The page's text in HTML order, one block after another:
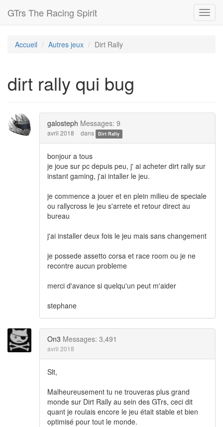
GTrs The Racing Spirit
Accueil Autres jeux Dirt Rally
dirt rally qui bug
galosteph Messages: 9
avril 2018 dans Dirt Rally
bonjour a tous
je joue sur pc depuis peu, j' ai acheter dirt rally sur
instant gaming, j'ai intaller le jeu.
je commence a jouer et en plein milieu de speciale
ou rallycross le jeu s'arrete et retour direct au
bureau
j'ai installer deux fois le jeu mais sans changement
je possede assetto corsa et race room ou je ne
recontre aucun probleme
merci d'avance si quelqu'un peut m'aider
stephane
On3 Messages: 3,491
avril 2018
Slt,
Malheureusement tu ne trouveras plus grand
monde sur Dirt Rally au sein des GTrs, ceci dit
quant je roulais encore le jeu était stable et bien
optimisé pour tout le monde.